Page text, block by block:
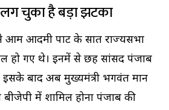
चुका है बड़ा झटका
आदमी पार्टी के सात राज्यसभा
हो गए थे। इनमें से छह सांसद पंजाब
बाद अब मुख्यमंत्री भगवंत मान
बीजेपी में शामिल होना पंजाब की